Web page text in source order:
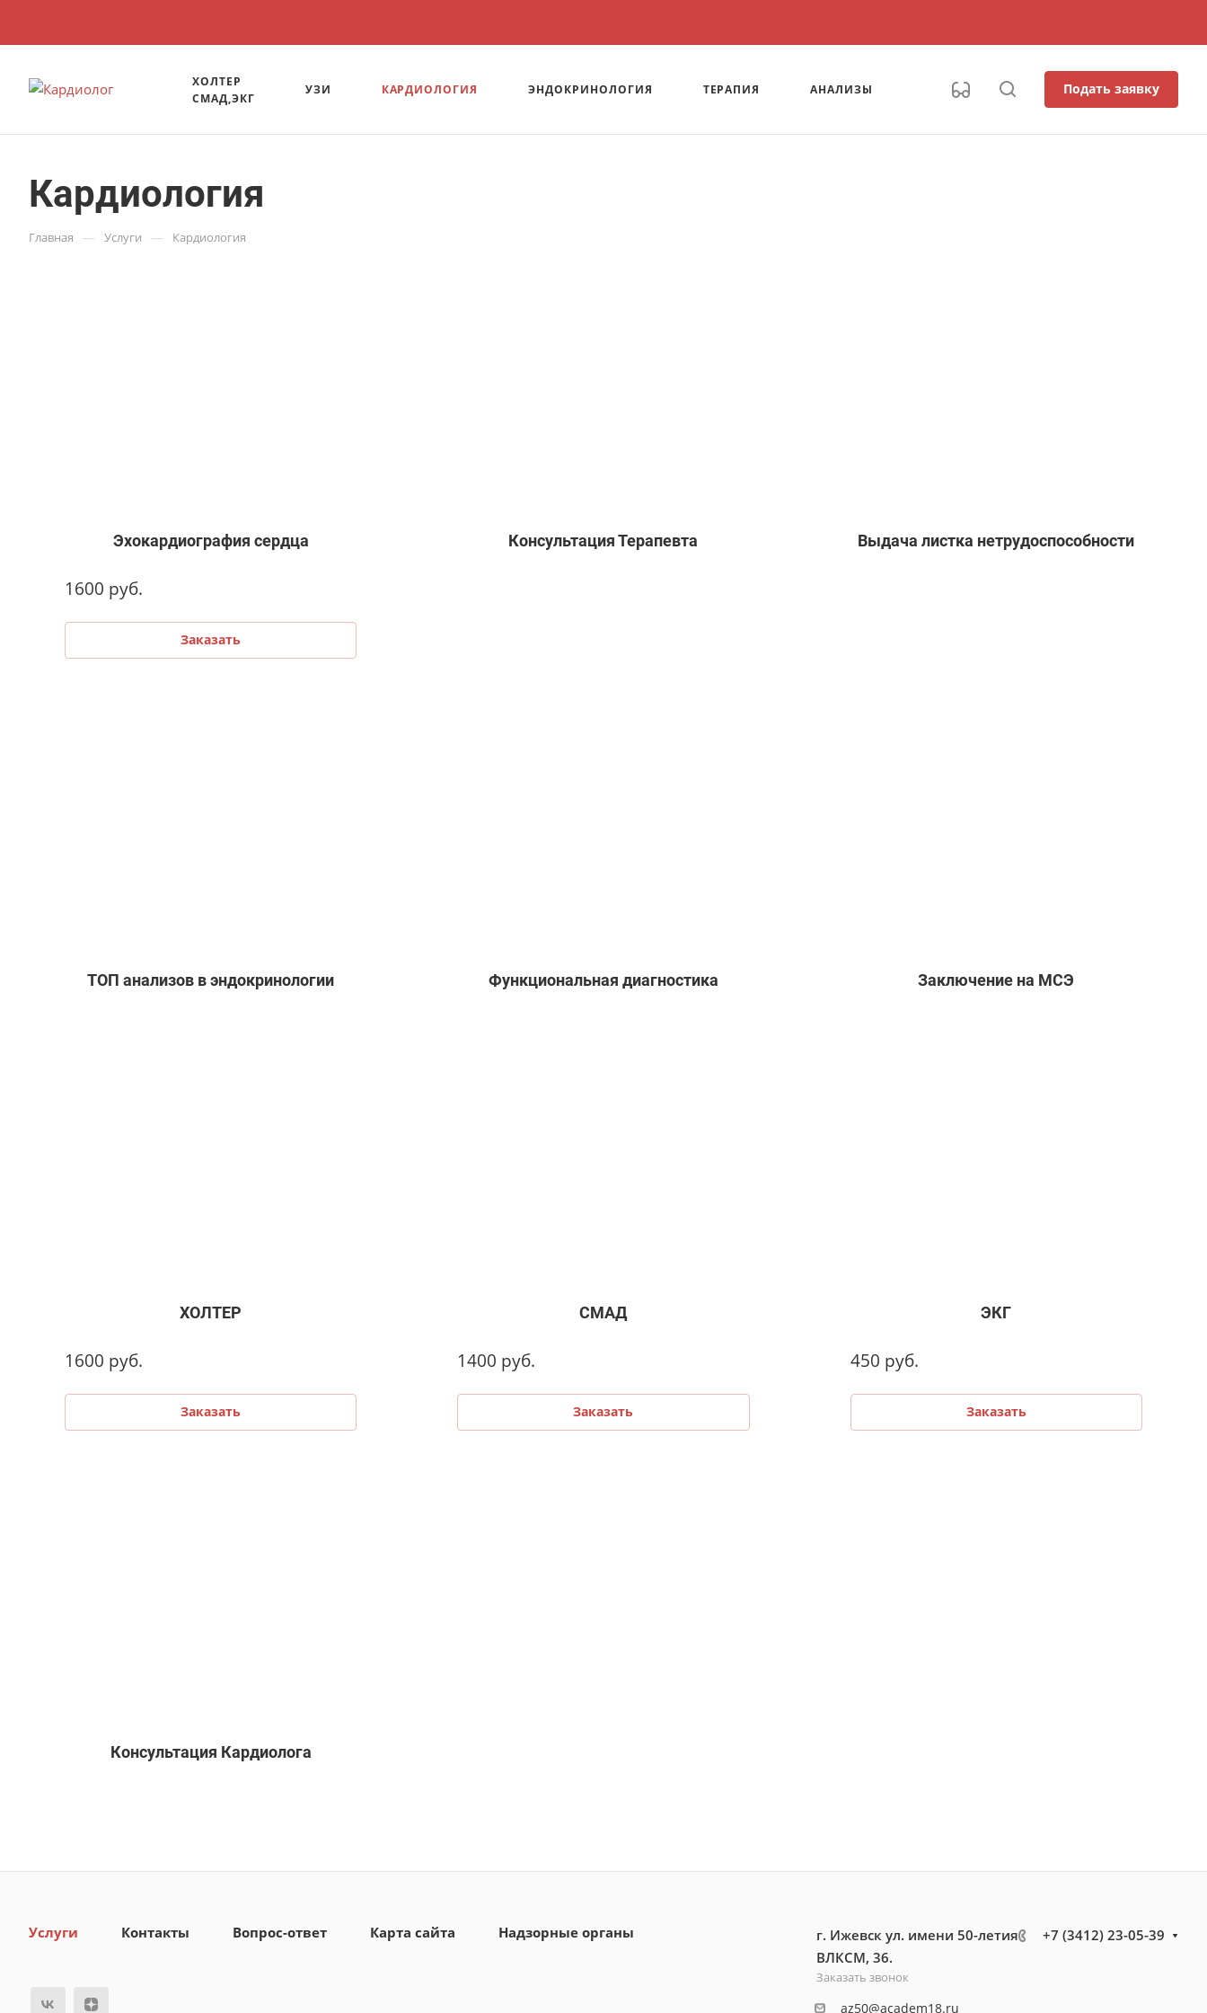
ХОЛТЕР
СМАД,ЭКГ
УЗИ КАРДИОЛОГИЯ ЭНДОКРИНОЛОГИЯ ТЕРАПИЯ АНАЛИЗЫ Подать заявку
Кардиология
Главная — Услуги — Кардиология
Эхокардиография сердца
1600 руб.
Заказать
Консультация Терапевта Выдача листка нетрудоспособности
ТОП анализов в эндокринологии Функциональная диагностика Заключение на МСЭ
ХОЛТЕР
1600 руб.
Заказать
СМАД
1400 руб.
Заказать
ЭКГ
450 руб.
Заказать
Консультация Кардиолога
Услуги Контакты Вопрос-ответ Карта сайта Надзорные органы
г. Ижевск ул. имени 50-летия
ВЛКСМ, 36.
+7 (3412) 23-05-39
Заказать звонок
az50@academ18.ru